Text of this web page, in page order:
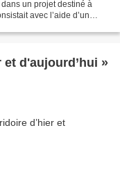
un projet destiné à
avec l’aide d’un
d'aujourd’hui »